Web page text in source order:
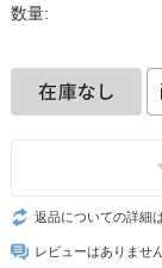
数量:
返品についての詳細
レビューはありませ